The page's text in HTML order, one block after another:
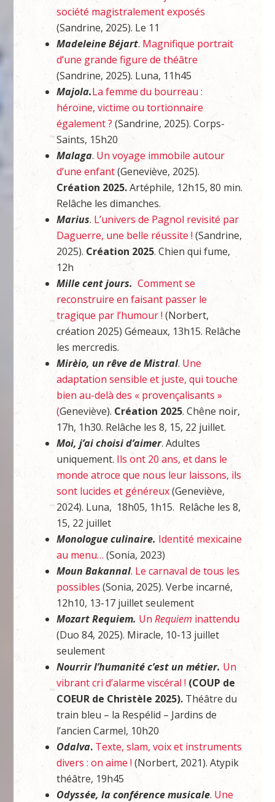
société magistralement exposés
(Sandrine, 2025). Le 11
Madeleine Béjart. Magnifique portrait
d’une grande figure de théâtre
(Sandrine, 2025). Luna, 11h45
Majola.La femme du bourreau :
héroïne, victime ou tortionnaire
également ? (Sandrine, 2025). Corps-
Saints, 15h20
Malaga. Un voyage immobile autour
d’une enfant(Geneviève, 2025).
Création 2025.Artéphile, 12h15, 80 min.
Relâche les dimanches.
Marius. L’univers de Pagnol revisité par
Daguerre, une belle réussite !(Sandrine,
2025). Création 2025. Chien qui fume,
12h
Mille cent jours. Comment se
reconstruire en faisant passer le
tragique par l’humour !(Norbert,
création 2025) Gémeaux, 13h15. Relâche
les mercredis.
Mirèio, un rêve de Mistral. Une
adaptation sensible et juste, qui touche
bien au-delà des « provençalisants »
(Geneviève). Création 2025. Chêne noir,
17h, 1h30. Relâche les 8, 15, 22 juillet.
Moi, j’ai choisi d’aimer. Adultes
uniquement. Ils ont 20 ans, et dans le
monde atroce que nous leur laissons, ils
sont lucides et généreux(Geneviève,
2024). Luna, 18h05, 1h15. Relâche les 8,
15, 22 juillet
Monologue culinaire. Identité mexicaine
au menu… (Sonia, 2023)
Moun Bakannal. Le carnaval de tous les
possibles(Sonia, 2025). Verbe incarné,
12h10, 13-17 juillet seulement
Mozart Requiem. UnRequiem inattendu
(Duo 84, 2025). Miracle, 10-13 juillet
seulement
Nourrir l’humanité c’est un métier. Un
vibrant cri d’alarme viscéral ! (COUP de
COEUR de Christèle 2025). Théâtre du
train bleu – la Respélid – Jardins de
l’ancien Carmel, 10h20
Odalva. Texte, slam, voix et instruments
divers : on aime !(Norbert, 2021). Atypik
théâtre, 19h45
Odyssée, la conférence musicale. Une